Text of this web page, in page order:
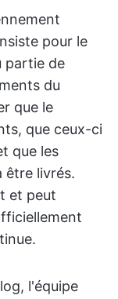
pour le
partie de
du
que le
que ceux-ci
que les
être livrés.
et peut
l'équipe